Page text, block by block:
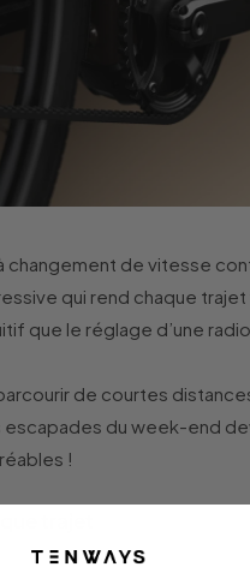
changement de vitesse
qui rend chaque trajet
que le réglage d’une radio.
de courtes
escapades du week-end
!
trajet